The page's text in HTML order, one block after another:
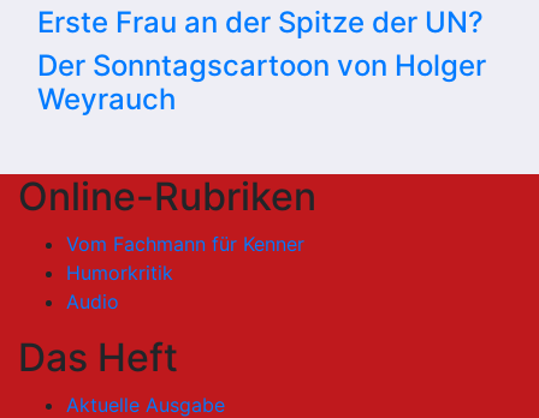
Erste Frau an der Spitze der UN?
Der Sonntagscartoon von Holger
Weyrauch
Online-Rubriken
Vom Fachmann für Kenner
Humorkritik
Audio
Das Heft
Aktuelle Ausgabe